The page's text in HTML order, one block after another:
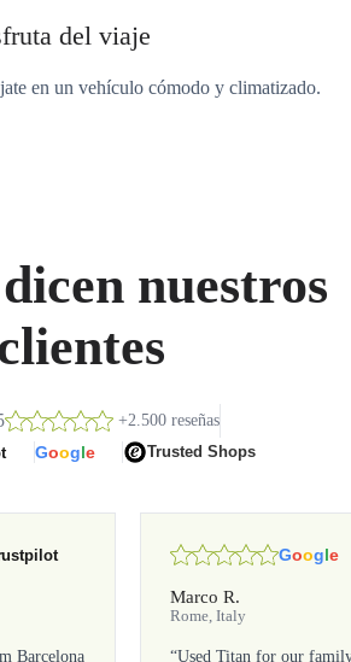
del viaje
en un vehículo cómodo y climatizado.
nuestros
+2.500 reseñas
Google Trusted Shops
Barcelona
Google
Marco R.
Rome, Italy
“Used Titan for our